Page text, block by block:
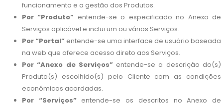
funcionamento e a gestão dos Produtos.
Por “Produto” entende-se o especificado no Anexo de
Serviços aplicável e inclui um ou vários Serviços.
Por “Portal” entende-se uma interface de usuário baseada
na web que oferece acesso direto aos Serviços.
Por “Anexo de Serviços”entende-se a descrição do(s)
Produto(s) escolhido(s) pelo Cliente com as condições
económicas acordadas.
Por “Serviços”entende-se os descritos no Anexo de